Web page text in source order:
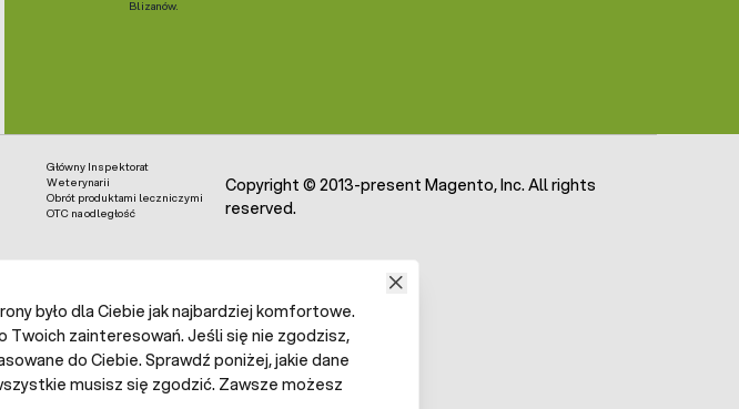
Blizanów.
Główny Inspektorat
Weterynarii
Obrót produktami leczniczymi
OTC na odległość
Copyright © 2013-present Magento, Inc. All rights
reserved.
było dla Ciebie jak najbardziej komfortowe.
Twoich zainteresowań. Jeśli się nie zgodzisz,
do Ciebie. Sprawdź poniżej, jakie dane
musisz się zgodzić. Zawsze możesz